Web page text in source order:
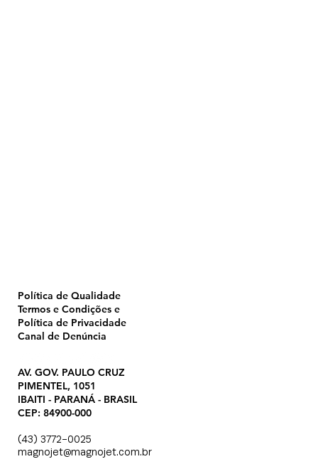
Política de Qualidade
Termos e Condições e
Política de Privacidade
Canal de Denúncia
AV. GOV. PAULO CRUZ
PIMENTEL, 1051
IBAITI - PARANÁ - BRASIL
CEP: 84900-000
(43) 3772-0025
magnojet@magnojet.com.br